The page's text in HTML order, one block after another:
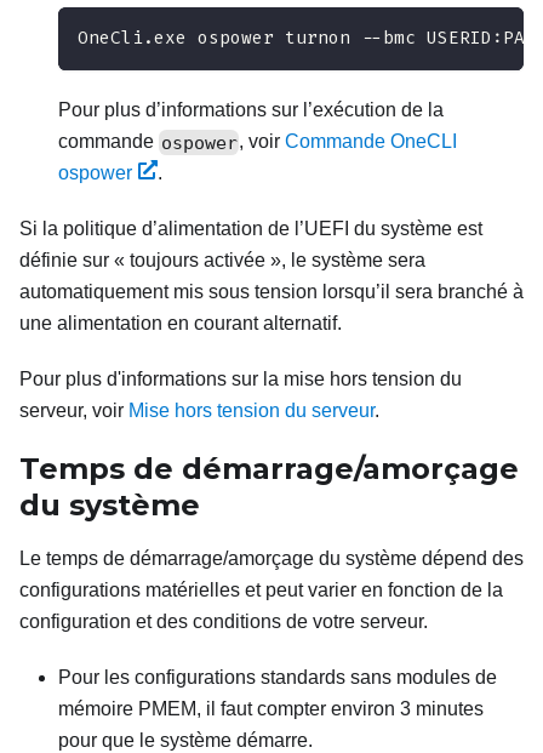
OneCli.exe ospower turnon --bmc
Pour plus d’informations sur l’exécution de la
commande ospower, voirCommande OneCLI
ospower
.
Si la politique d’alimentation de l’UEFI du système est
définie sur « toujours activée », le système sera
automatiquement mis sous tension lorsqu’il sera branché à
une alimentation en courant alternatif.
Pour plus d'informations sur la mise hors tension du
serveur, voir Mise hors tension du serveur.
Temps de démarrage/amorçage
du système
Le temps de démarrage/amorçage du système dépend des
configurations matérielles et peut varier en fonction de la
configuration et des conditions de votre serveur.
Pour les configurations standards sans modules de
mémoire PMEM, il faut compter environ 3 minutes
pour que le système démarre.